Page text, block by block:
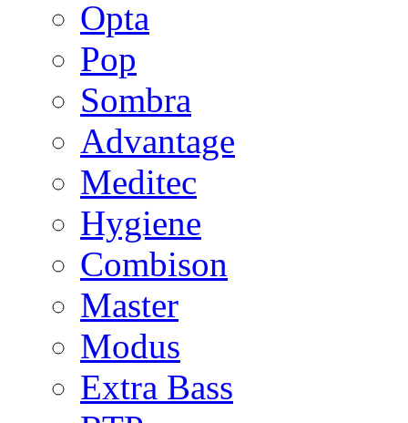
Opta
Pop
Sombra
Advantage
Meditec
Hygiene
Combison
Master
Modus
Extra Bass